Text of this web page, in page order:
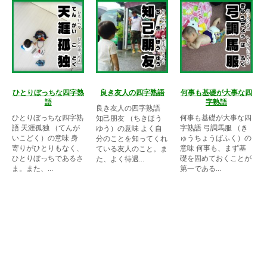
ひとりぼっちな四字熟
語
ひとりぼっちな四字熟
語 天涯孤独 （てんが
いこどく）の意味 身
寄りがひとりもなく、
ひとりぼっちであるさ
ま。また、...
良き友人の四字熟語
良き友人の四字熟語
知己朋友 （ちきほう
ゆう）の意味 よく自
分のことを知ってくれ
ている友人のこと。ま
た、よく待遇...
何事も基礎が大事な四
字熟語
何事も基礎が大事な四
字熟語 弓調馬服 （き
ゅうちょうばふく）の
意味 何事も、まず基
礎を固めておくことが
第一である...